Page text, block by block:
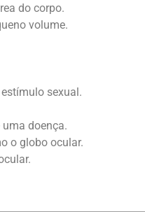
do corpo.
volume.
sexual.
doença.
o globo ocular.